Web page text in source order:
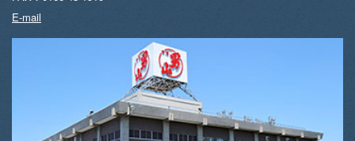
E-mail